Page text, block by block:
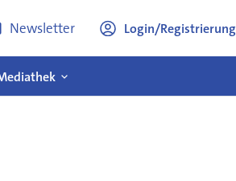
Newsletter Login/Registrierung